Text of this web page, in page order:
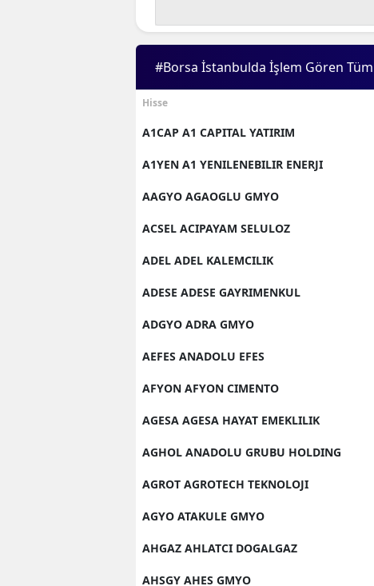
#Borsa İstanbulda İşlem Gören
Hisse
A1CAP A1 CAPITAL YATIRIM
A1YEN A1 YENILENEBILIR ENERJI
AAGYO AGAOGLU GMYO
ACSEL ACIPAYAM SELULOZ
ADEL ADEL KALEMCILIK
ADESE ADESE GAYRIMENKUL
ADGYO ADRA GMYO
AEFES ANADOLU EFES
AFYON AFYON CIMENTO
AGESA AGESA HAYAT EMEKLILIK
AGHOL ANADOLU GRUBU HOLDING
AGROT AGROTECH TEKNOLOJI
AGYO ATAKULE GMYO
AHGAZ AHLATCI DOGALGAZ
AHSGY AHES GMYO